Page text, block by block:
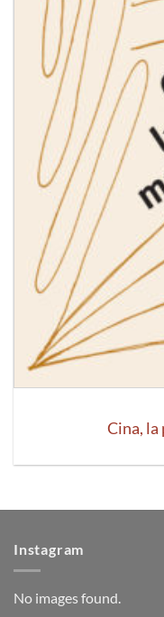
Cina, la
Instagram
No images found.